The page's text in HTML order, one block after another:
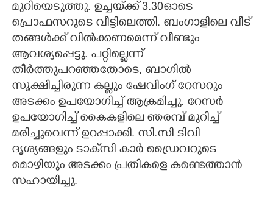
മുറിയെടുത്തു. ഉച്ചയ്‌ക്ക് 3.30ഓടെ
പ്രൊഫസറുടെ വീട്ടിലെത്തി. ബംഗാളിലെ വീട്
തങ്ങൾക്ക് വിൽക്കണമെന്ന് വീണ്ടും
ആവശ്യപ്പെട്ടു. പറ്റില്ലെന്ന്
തീർത്തുപറഞ്ഞതോടെ, ബാഗിൽ
സൂക്ഷിച്ചിരുന്ന കല്ലും ഷേവിംഗ് റേസറും
അടക്കം ഉപയോഗിച്ച് ആക്രമിച്ചു. റേസർ
ഉപയോഗിച്ച് കൈകളിലെ ഞരമ്പ് മുറിച്ച്
മരിച്ചുവെന്ന് ഉറപ്പാക്കി. സി.സി ടിവി
ദൃശ്യങ്ങളും ടാക്‌സി കാർ‌ ഡ്രൈവറുടെ
മൊഴിയും അടക്കം പ്രതികളെ കണ്ടെത്താൻ
സഹായിച്ചു.